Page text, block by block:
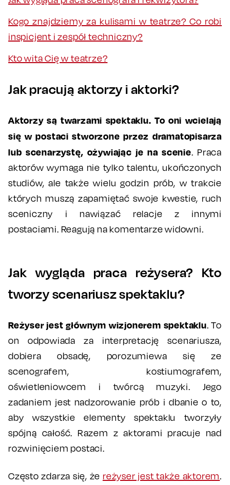
Kogo znajdziemy za kulisami w teatrze? Co robi
inspicjent i zespół techniczny?
Kto wita Cię w teatrze?
Jak pracują aktorzy i aktorki?
Aktorzy są twarzami spektaklu. To oni wcielają
się w postaci stworzone przez dramatopisarza
lub scenarzystę, ożywiając je na scenie. Praca
aktorów wymaga nie tylko talentu, ukończonych
studiów, ale także wielu godzin prób, w trakcie
których muszą zapamiętać swoje kwestie, ruch
sceniczny i nawiązać relacje z innymi
postaciami. Reagują na komentarze widowni.
Jak wygląda praca reżysera? Kto
tworzy scenariusz spektaklu?
Reżyser jest głównym wizjonerem spektaklu. To
on odpowiada za interpretację scenariusza,
dobiera obsadę, porozumiewa się ze
scenografem, kostiumografem,
oświetleniowcem i twórcą muzyki. Jego
zadaniem jest nadzorowanie prób i dbanie o to,
aby wszystkie elementy spektaklu tworzyły
spójną całość. Razem z aktorami pracuje nad
rozwinięciem postaci.
Często zdarza się, że reżyser jest także aktorem.